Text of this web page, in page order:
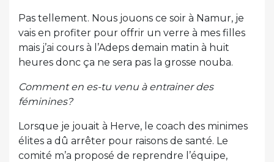
Pas tellement. Nous jouons ce soir à Namur, je
vais en profiter pour offrir un verre à mes filles
mais j’ai cours à l’Adeps demain matin à huit
heures donc ça ne sera pas la grosse nouba.
Comment en es-tu venu à entrainer des
féminines?
Lorsque je jouait à Herve, le coach des minimes
élites a dû arrêter pour raisons de santé. Le
comité m’a proposé de reprendre l’équipe,